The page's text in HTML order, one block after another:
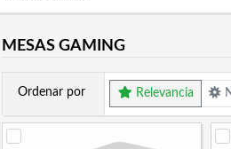
MESAS GAMING
Ordenar por Relevancia